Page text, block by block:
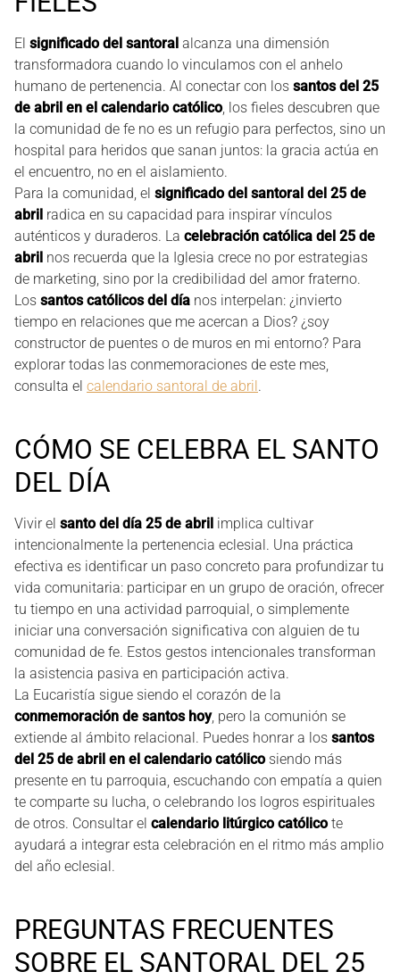
El significado del santoral alcanza una dimensión
transformadora cuando lo vinculamos con el anhelo
humano de pertenencia. Al conectar con los santos del 25
de abril en el calendario católico, los fieles descubren que
la comunidad de fe no es un refugio para perfectos, sino un
hospital para heridos que sanan juntos: la gracia actúa en
el encuentro, no en el aislamiento.
Para la comunidad, el significado del santoral del 25 de
abril radica en su capacidad para inspirar vínculos
auténticos y duraderos. La celebración católica del 25 de
abril nos recuerda que la Iglesia crece no por estrategias
de marketing, sino por la credibilidad del amor fraterno.
Los santos católicos del día nos interpelan: ¿invierto
tiempo en relaciones que me acercan a Dios? ¿soy
constructor de puentes o de muros en mi entorno? Para
explorar todas las conmemoraciones de este mes,
consulta el calendario santoral de abril.
CÓMO SE CELEBRA EL SANTO
DEL DÍA
Vivir el santo del día 25 de abril implica cultivar
intencionalmente la pertenencia eclesial. Una práctica
efectiva es identificar un paso concreto para profundizar tu
vida comunitaria: participar en un grupo de oración, ofrecer
tu tiempo en una actividad parroquial, o simplemente
iniciar una conversación significativa con alguien de tu
comunidad de fe. Estos gestos intencionales transforman
la asistencia pasiva en participación activa.
La Eucaristía sigue siendo el corazón de la
conmemoración de santos hoy, pero la comunión se
extiende al ámbito relacional. Puedes honrar a los santos
del 25 de abril en el calendario católicosiendo más
presente en tu parroquia, escuchando con empatía a quien
te comparte su lucha, o celebrando los logros espirituales
de otros. Consultar el calendario litúrgico católicote
ayudará a integrar esta celebración en el ritmo más amplio
del año eclesial.
PREGUNTAS FRECUENTES
SOBRE EL SANTORAL DEL 25